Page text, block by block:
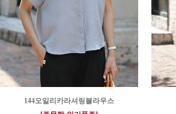
144오일리카라셔링블라우스